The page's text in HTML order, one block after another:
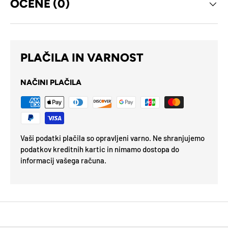
OCENE (0)
PLAČILA IN VARNOST
NAČINI PLAČILA
Vaši podatki plačila so opravljeni varno. Ne shranjujemo
podatkov kreditnih kartic in nimamo dostopa do
informacij vašega računa.